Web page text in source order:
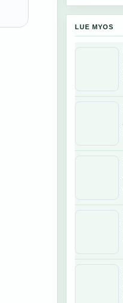
LUE MYOS